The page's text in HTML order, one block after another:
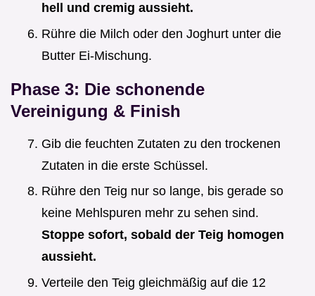
hell und cremig aussieht.
Rühre die Milch oder den Joghurt unter die
Butter Ei-Mischung.
Phase 3: Die schonende
Vereinigung & Finish
Gib die feuchten Zutaten zu den trockenen
Zutaten in die erste Schüssel.
Rühre den Teig nur so lange, bis gerade so
keine Mehlspuren mehr zu sehen sind.
Stoppe sofort, sobald der Teig homogen
aussieht.
Verteile den Teig gleichmäßig auf die 12